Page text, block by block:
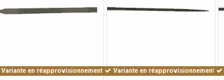
Variante en réapprovisionnement ! Variante en réapprovisionnement !